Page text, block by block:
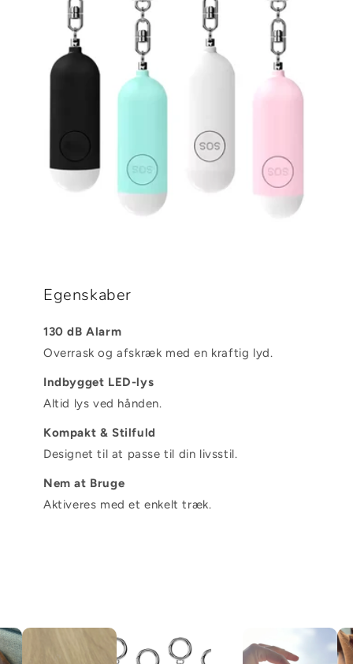
Egenskaber
130 dB Alarm
Overrask og afskræk med en kraftig lyd.
Indbygget LED-lys
Altid lys ved hånden.
Kompakt & Stilfuld
Designet til at passe til din livsstil.
Nem at Bruge
Aktiveres med et enkelt træk.